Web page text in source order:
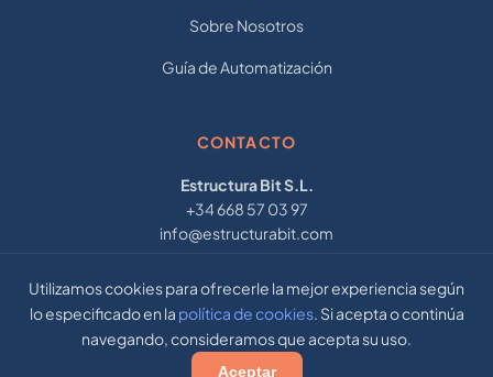
Utilizamos cookies para ofrecerle la mejor experiencia según
lo especificado en la política de cookies. Si acepta o continúa
navegando, consideramos que acepta su uso.
Aceptar
Sobre Nosotros
Guía de Automatización
CONTACTO
Estructura Bit S.L.
+34 668 57 03 97
info@estructurabit.com
© 2026 Estructura Bit S.L. — Todos los derechos reservados